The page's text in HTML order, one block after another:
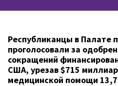
Республиканцы в Палате
проголосовали за
сокращений
США, урезав $715
медицинской помощи